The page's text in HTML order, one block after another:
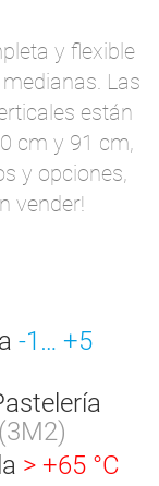
y flexible
Las
están
cm y 91 cm,
y opciones,
vender!
-1… +5
(3M2)
> +65 °C